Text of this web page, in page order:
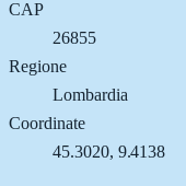
CAP
26855
Regione
Lombardia
Coordinate
45.3020, 9.4138